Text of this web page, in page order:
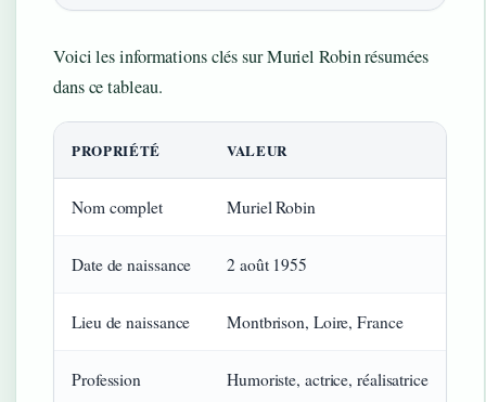
Voici les informations clés sur Muriel Robin résumées
dans ce tableau.
Fiche d’identité de Muriel Robin
PROPRIÉTÉ VALEUR
Nom complet Muriel Robin
Date de naissance 2 août 1955
Lieu de naissance Montbrison, Loire, France
Profession Humoriste, actrice, réalisatrice